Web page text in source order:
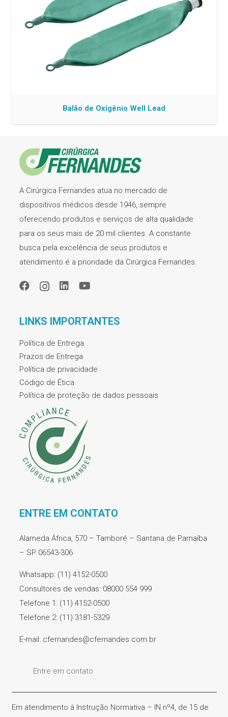
Balão de Oxigênio Well Lead
A Cirúrgica Fernandes atua no mercado de
dispositivos médicos desde 1946, sempre
oferecendo produtos e serviços de alta qualidade
para os seus mais de 20 mil clientes. A constante
busca pela excelência de seus produtos e
atendimento é a prioridade da Cirúrgica Fernandes.
LINKS IMPORTANTES
Política de Entrega
Prazos de Entrega
Política de privacidade
Código de Ética
Política de proteção de dados pessoais
ENTRE EM CONTATO
Alameda África, 570 – Tamboré – Santana de Parnaíba
– SP 06543-306
Whatsapp: (11) 4152-0500
Consultores de vendas: 08000 554 999
Telefone 1: (11) 4152-0500
Telefone 2: (11) 3181-5329
E-mail: cfernandes@cfernandes.com.br
Entre em contato
Em atendimento à Instrução Normativa – IN nº4, de 15 de